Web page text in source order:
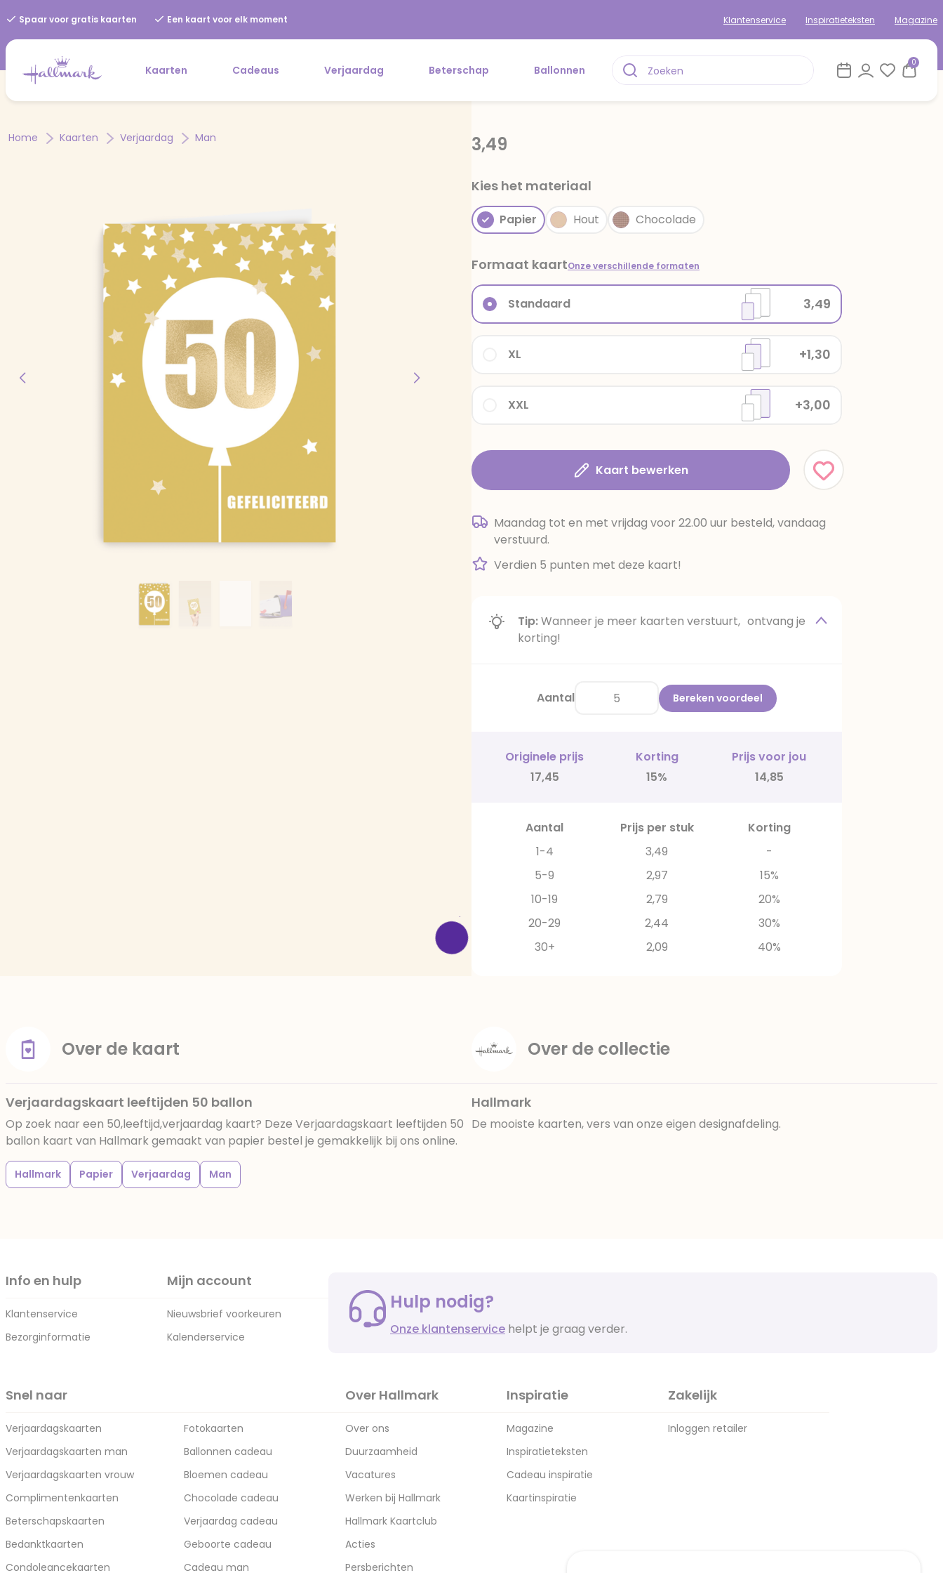
Spaar voor gratis kaarten Een kaart voor elk moment Klantenservice Inspiratieteksten Magazine
Kaarten Cadeaus Verjaardag Beterschap Ballonnen
0
Home Kaarten Verjaardag Man 3,49
Kies het materiaal
Papier Hout Chocolade
Formaat kaartOnze verschillende formaten
XXL +3,00
XL +1,30
Standaard 3,49
Kaart bewerken
Maandag tot en met vrijdag voor 22.00 uur besteld, vandaag
verstuurd.
Verdien 5 punten met deze kaart!
Tip:Wanneer je meer kaarten verstuurt, ontvang je
korting!
Aantal Bereken voordeel
Originele prijs Korting
Prijs voor jou
17,45
15% 14,85
Aantal Prijs per stuk
Korting
1-4
3,49
-
5-9
2,97
15%
10-19
2,79
20%
20-29
2,44
30%
30+
2,09 40%
Over de kaart
Verjaardagskaart leeftijden 50 ballon
Op zoek naar een 50,leeftijd,verjaardag kaart? Deze Verjaardagskaart leeftijden 50
ballon kaart van Hallmark gemaakt van papier bestel je gemakkelijk bij ons online.
Hallmark Papier Verjaardag Man
Over de collectie
Hallmark
De mooiste kaarten, vers van onze eigen designafdeling.
Info en hulp
Klantenservice
Bezorginformatie
Mijn account
Nieuwsbrief voorkeuren
Kalenderservice
Hulp nodig?
Onze klantenservice helpt je graag verder.
Snel naar
Verjaardagskaarten
Verjaardagskaarten man
Verjaardagskaarten vrouw
Complimentenkaarten
Beterschapskaarten
Bedanktkaarten
Condoleancekaarten
Fotokaarten
Ballonnen cadeau
Bloemen cadeau
Chocolade cadeau
Verjaardag cadeau
Geboorte cadeau
Cadeau man
Over Hallmark
Over ons
Duurzaamheid
Vacatures
Werken bij Hallmark
Hallmark Kaartclub
Acties
Persberichten
Inspiratie
Magazine
Inspiratieteksten
Cadeau inspiratie
Kaartinspiratie
Zakelijk
Inloggen retailer